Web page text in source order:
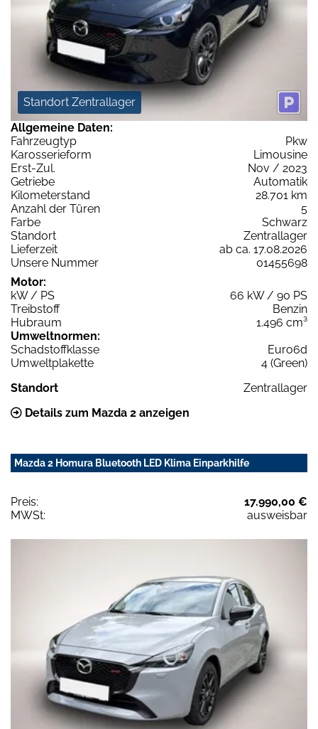
Standort Zentrallager
Allgemeine Daten:
Fahrzeugtyp
Pkw
Karosserieform
Limousine
Erst-Zul.
Nov / 2023
Getriebe
Automatik
Kilometerstand
28.701 km
Anzahl der Türen
5
Farbe
Schwarz
Standort
Zentrallager
Lieferzeit
ab ca. 17.08.2026
Unsere Nummer
01455698
Motor:
kW / PS
66 kW / 90 PS
Treibstoff
Benzin
Hubraum
1.496 cm³
Umweltnormen:
Schadstoffklasse
Euro6d
Umweltplakette
4 (Green)
Standort
Zentrallager
Details zum Mazda 2 anzeigen
Mazda 2 Homura Bluetooth LED Klima Einparkhilfe
Preis:
17.990,00 €
MWSt:
ausweisbar